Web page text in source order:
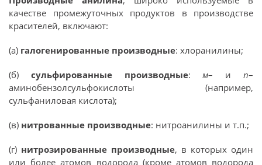
качестве промежуточных продуктов в производстве
красителей, включают:
(а) галогенированные производные: хлоранилины;
(б) сульфированные производные:м– ип–
аминобензолсульфокислоты (например,
сульфаниловая кислота);
(в) нитрованные производные: нитроанилины и т.п.;
(г) нитрозированные производные, в которых один
или более атомов водорода (кроме атомов водорода